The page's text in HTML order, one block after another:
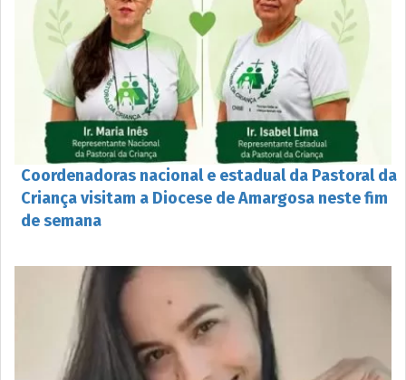
Coordenadoras nacional e estadual da Pastoral da
Criança visitam a Diocese de Amargosa neste fim
de semana